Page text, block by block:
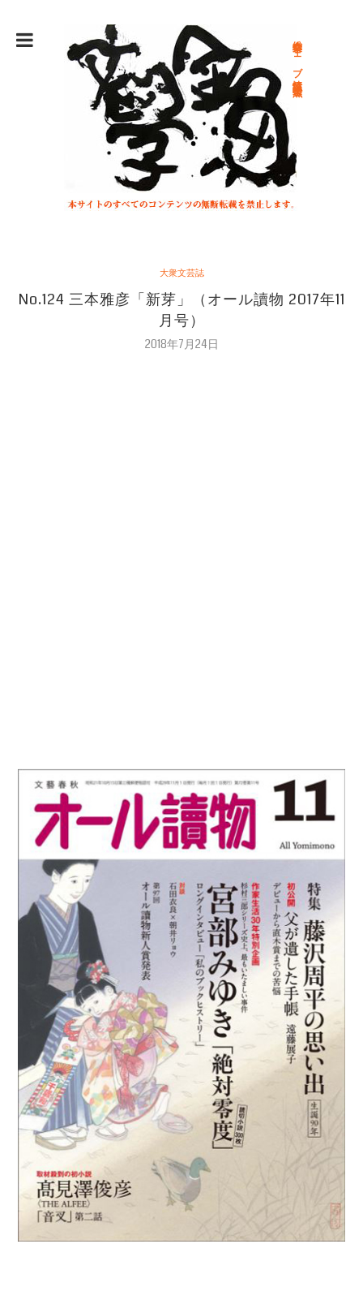
総合文学ウェブ情報誌 文学金魚
大衆文芸誌
No.124 三本雅彦「新芽」（オール讀物 2017年11
月号）
2018年7月24日